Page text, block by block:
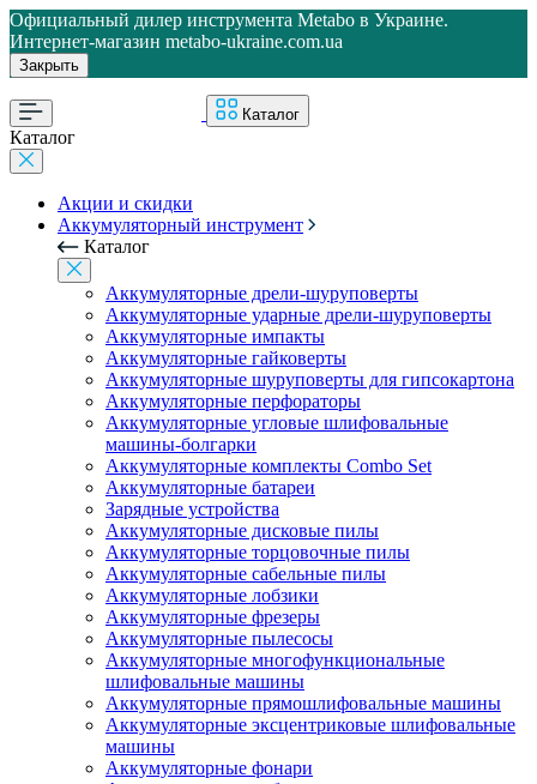
Официальный дилер инструмента Metabo в Украине.
Интернет-магазин metabo-ukraine.com.ua
Закрыть
Каталог
Каталог
Акции и скидки
Аккумуляторный инструмент
Каталог
Аккумуляторные дрели-шуруповерты
Аккумуляторные ударные дрели-шуруповерты
Аккумуляторные импакты
Аккумуляторные гайковерты
Аккумуляторные шуруповерты для гипсокартона
Аккумуляторные перфораторы
Аккумуляторные угловые шлифовальные
машины-болгарки
Аккумуляторные комплекты Combo Set
Аккумуляторные батареи
Зарядные устройства
Аккумуляторные дисковые пилы
Аккумуляторные торцовочные пилы
Аккумуляторные сабельные пилы
Аккумуляторные лобзики
Аккумуляторные фрезеры
Аккумуляторные пылесосы
Аккумуляторные многофункциональные
шлифовальные машины
Аккумуляторные прямошлифовальные машины
Аккумуляторные эксцентриковые шлифовальные
машины
Аккумуляторные фонари